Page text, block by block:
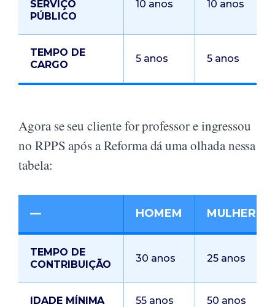
SERVIÇO
PÚBLICO
10 anos 10 anos
TEMPO DE
CARGO
5 anos 5 anos
Agora se seu cliente for professor e ingressou
no RPPS após a Reforma dá uma olhada nessa
tabela:
— HOMEM MULHER
TEMPO DE
CONTRIBUIÇÃO
30 anos 25 anos
IDADE MÍNIMA 55 anos 50 anos